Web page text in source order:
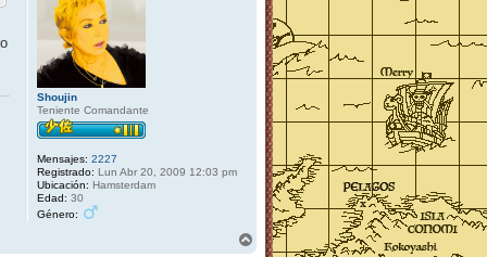
Shoujin
Teniente Comandante
Mensajes: 2227
Registrado: Lun Abr 20, 2009 12:03 pm
Ubicación: Hamsterdam
Edad: 30
Género: